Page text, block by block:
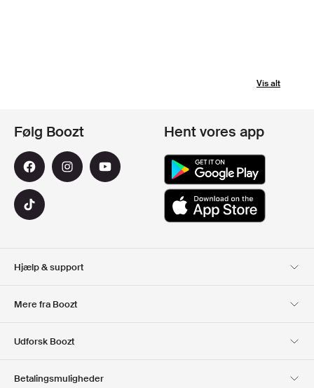
Vis alt
Hjælp & support
Mere fra Boozt
Club Boozt
Udforsk Boozt
Følg Boozt Hent vores app
Betalingsmuligheder